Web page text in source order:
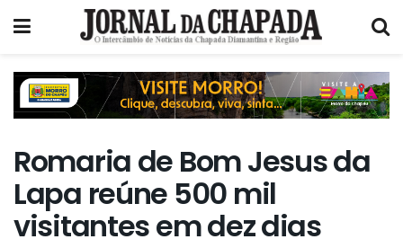
Romaria de Bom Jesus da
Lapa reúne 500 mil
visitantes em dez dias